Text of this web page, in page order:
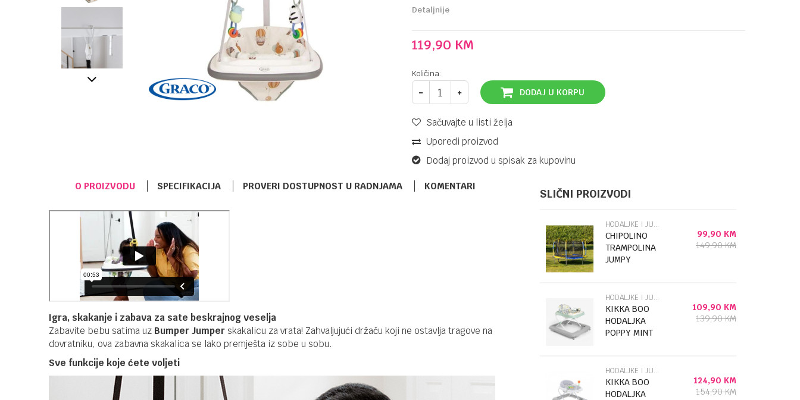
Detaljnije
119,90 KM
Količina:
DODAJ U KORPU
Sačuvajte u listi želja
Uporedi proizvod
Dodaj proizvod u spisak za kupovinu
O PROIZVODU SPECIFIKACIJA PROVERI DOSTUPNOST U RADNJAMA KOMENTARI
Igra, skakanje i zabava za sate beskrajnog veselja
Zabavite bebu satima uz Bumper Jumper skakalicu za vrata! Zahvaljujući držaču koji ne ostavlja tragove na
dovratniku, ova zabavna skakalica se lako premješta iz sobe u sobu.
Sve funkcije koje ćete voljeti
SLIČNI PROIZVODI
HODALJKE I JUMPER
CHIPOLINO
TRAMPOLINA
JUMPY
99,90 KM
149,90KM
HODALJKE I JUMPER
KIKKA BOO
HODALJKA
POPPY MINT
109,90 KM
139,90KM
HODALJKE I JUMPER
KIKKA BOO
HODALJKA
124,90 KM
154,90KM